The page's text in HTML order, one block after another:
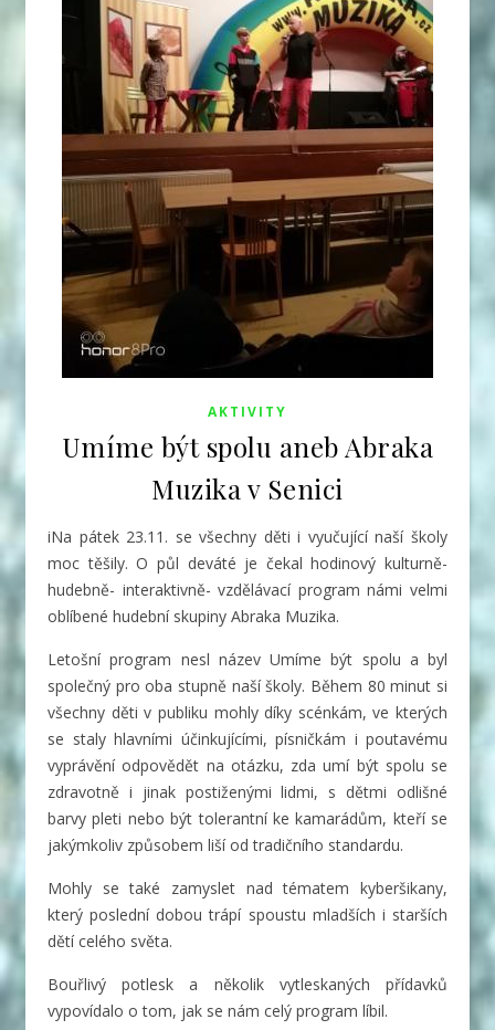
AKTIVITY
Umíme být spolu aneb Abraka
Muzika v Senici
iNa pátek 23.11. se všechny děti i vyučující naší školy
moc těšily. O půl deváté je čekal hodinový kulturně-
hudebně- interaktivně- vzdělávací program námi velmi
oblíbené hudební skupiny Abraka Muzika.
Letošní program nesl název Umíme být spolu a byl
společný pro oba stupně naší školy. Během 80 minut si
všechny děti v publiku mohly díky scénkám, ve kterých
se staly hlavními účinkujícími, písničkám i poutavému
vyprávění odpovědět na otázku, zda umí být spolu se
zdravotně i jinak postiženými lidmi, s dětmi odlišné
barvy pleti nebo být tolerantní ke kamarádům, kteří se
jakýmkoliv způsobem liší od tradičního standardu.
Mohly se také zamyslet nad tématem kyberšikany,
který poslední dobou trápí spoustu mladších i starších
dětí celého světa.
Bouřlivý potlesk a několik vytleskaných přídavků
vypovídalo o tom, jak se nám celý program líbil.